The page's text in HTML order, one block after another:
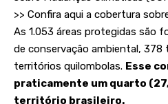
>> Confira aqui a cobertura
As 1.053 áreas protegidas são
de conservação ambiental, 378
territórios quilombolas. Esse
praticamente um quarto
território brasileiro.